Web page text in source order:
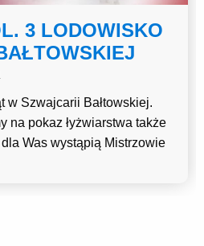
3 LODOWISKO
w Szwajcarii Bałtowskiej.
na pokaz łyżwiarstwa także
Was wystąpią Mistrzowie